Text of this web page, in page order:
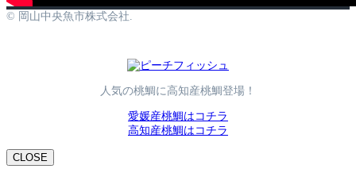
© 岡山中央魚市株式会社.
人気の桃鯛に高知産桃鯛登場！
愛媛産桃鯛はコチラ
高知産桃鯛はコチラ
CLOSE